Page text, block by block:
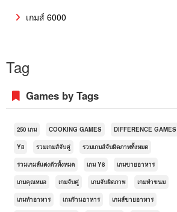
เกมส์ 6000
Tag
Games by Tags
250 เกม COOKING GAMES DIFFERENCE GAMES
Y8 รวมเกมส์จับคู่ รวมเกมส์จับผิดภาพทั้งหมด
รวมเกมส์แต่งตัวทั้งหมด เกม Y8 เกมขายอาหาร
เกมคุณหมอ เกมจับคู่ เกมจับผิดภาพ เกมทำขนม
เกมทำอาหาร เกมร้านอาหาร เกมส์ขายอาหาร